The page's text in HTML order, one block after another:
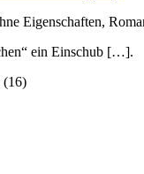
Eigenschaften,
ein Einschub […].
(16)